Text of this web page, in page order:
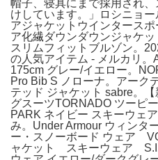
帽子、寝具にまで採用され
けしています。」ロシニョ
アジャケットウインタース
ア化繊ダウンダウンジャケ
スリムフィットブルゾン。
の人気アイテム - メルカリ
175cm グレー/イエロー。
Pro Bib S ノローナ。アーク
テッド ジャケット sabre。
グスーツTORNADO ツーピ
PARK ネイビー スキーウェ
み。Under Armour ウィンタ
ー・スノーボード ウェア
ャケット スキーウェア